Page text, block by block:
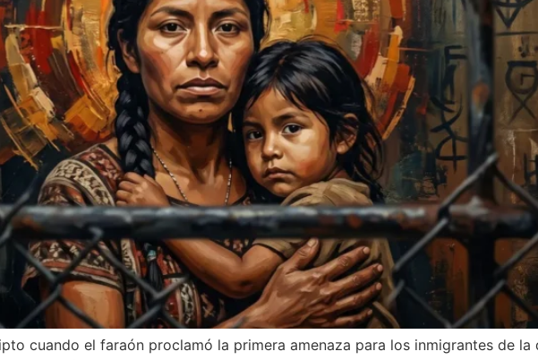
cuando el faraón proclamó la primera amenaza para los inmigrantes de la